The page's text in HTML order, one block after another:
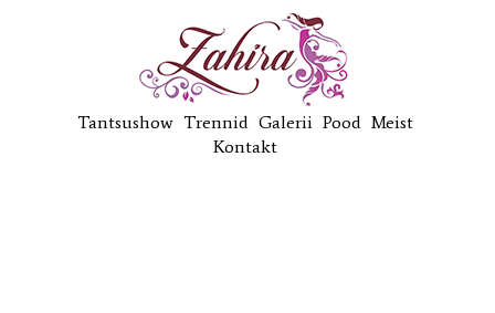
Tantsushow Trennid Galerii Pood Meist
Kontakt